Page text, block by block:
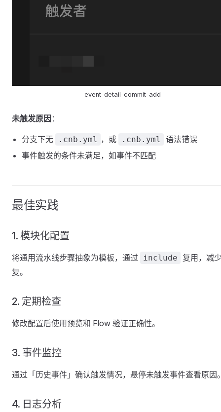
event-detail-commit-add
未触发原因 ：
分支下无 .cnb.yml ，或 .cnb.yml
语法错误
事件触发的条件未满足，如事件不匹配
最佳实践
1. 模块化配置
将通用流水线步骤抽象为模板，通过 include
复用，减
复。
2. 定期检查
修改配置后使用预览和 Flow 验证正确性。
3. 事件监控
通过「历史事件」确认触发情况，悬停未触发事件查看原因
4. 日志分析